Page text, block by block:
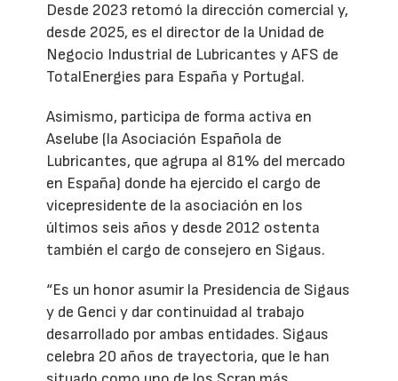
Desde 2023 retomó la dirección comercial y,
desde 2025, es el director de la Unidad de
Negocio Industrial de Lubricantes y AFS de
TotalEnergies para España y Portugal.
Asimismo, participa de forma activa en
Aselube (la Asociación Española de
Lubricantes, que agrupa al 81% del mercado
en España) donde ha ejercido el cargo de
vicepresidente de la asociación en los
últimos seis años y desde 2012 ostenta
también el cargo de consejero en Sigaus.
“Es un honor asumir la Presidencia de Sigaus
y de Genci y dar continuidad al trabajo
desarrollado por ambas entidades. Sigaus
celebra 20 años de trayectoria, que le han